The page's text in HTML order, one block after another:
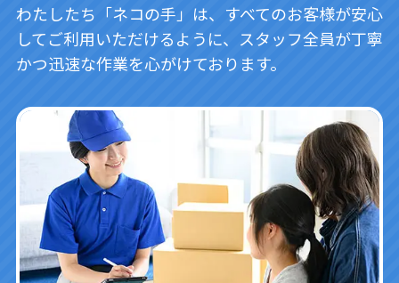
わたしたち「ネコの手」は、すべてのお客様が安心
してご利用いただけるように、スタッフ全員が丁寧
かつ迅速な作業を心がけております。